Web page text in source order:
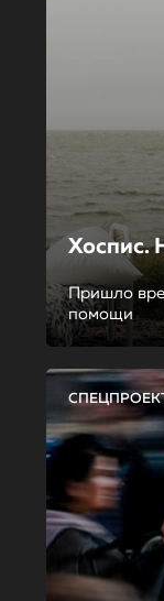
Хоспис.
Пришло
помощи